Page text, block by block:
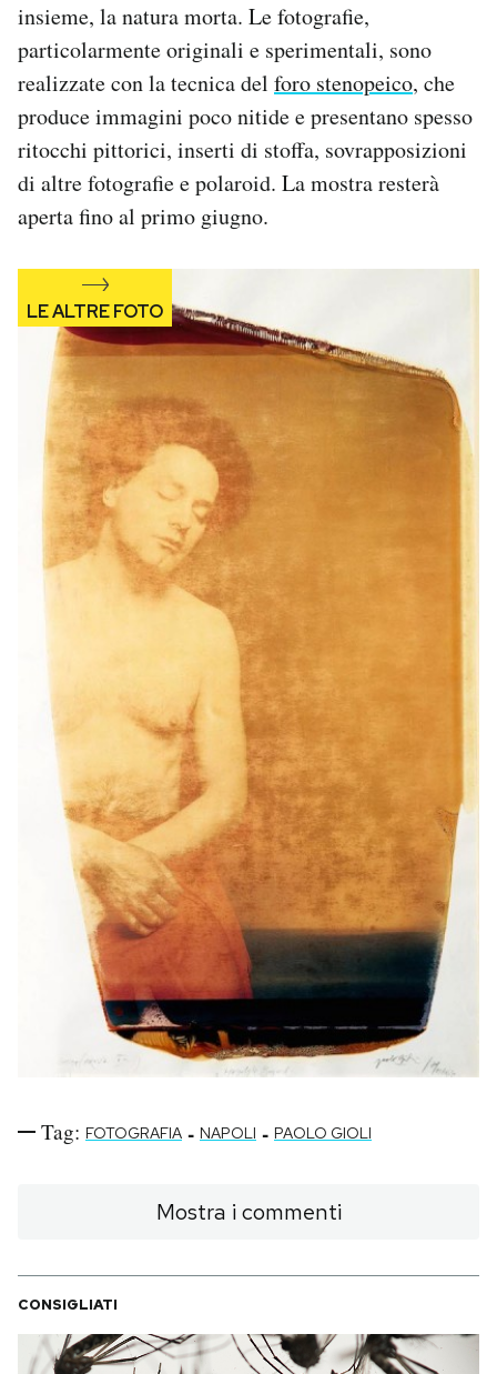
insieme, la natura morta. Le fotografie,
particolarmente originali e sperimentali, sono
realizzate con la tecnica del foro stenopeico, che
produce immagini poco nitide e presentano spesso
ritocchi pittorici, inserti di stoffa, sovrapposizioni
di altre fotografie e polaroid. La mostra resterà
aperta fino al primo giugno.
Tag: FOTOGRAFIA - NAPOLI - PAOLO GIOLI
Mostra i commenti
CONSIGLIATI